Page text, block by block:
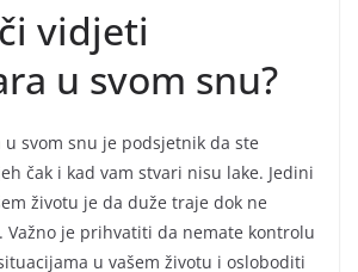
vidjeti
u svom snu?
svom snu je podsjetnik da ste
čak i kad vam stvari nisu lake. Jedini
životu je da duže traje dok ne
Važno je prihvatiti da nemate kontrolu
u vašem životu i osloboditi